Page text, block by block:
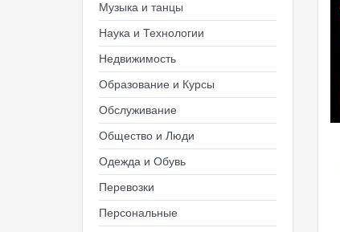
Музыка и танцы
Наука и Технологии
Недвижимость
Образование и Курсы
Обслуживание
Общество и Люди
Одежда и Обувь
Перевозки
Персональные